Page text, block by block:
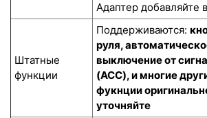
Адаптер добавляйте
Штатные
функции
Поддерживаются:
руля,
выключение от
(ACC), и многие
фукнции
уточняйте